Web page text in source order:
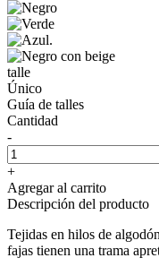
talle
Único
Guía de talles
Cantidad
-
+
Agregar al carrito
Descripción del producto
Tejidas en hilos de
fajas tienen una trama